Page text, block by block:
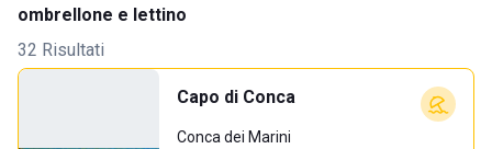
ombrellone e lettino
32 Risultati
Capo di Conca
Conca dei Marini